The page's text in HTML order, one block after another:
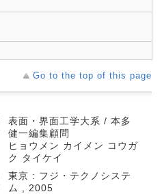
Go to the top of this page
表面・界面工学大系 / 本多
健一編集顧問
ヒョウメン カイメン コウガ
ク タイケイ
東京 : フジ・テクノシステ
ム , 2005